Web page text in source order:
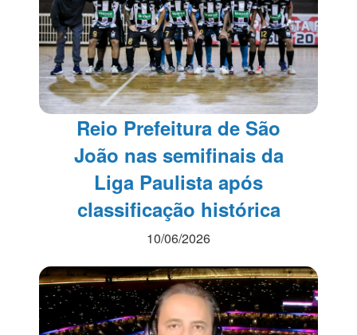
Reio Prefeitura de São
João nas semifinais da
Liga Paulista após
classificação histórica
10/06/2026